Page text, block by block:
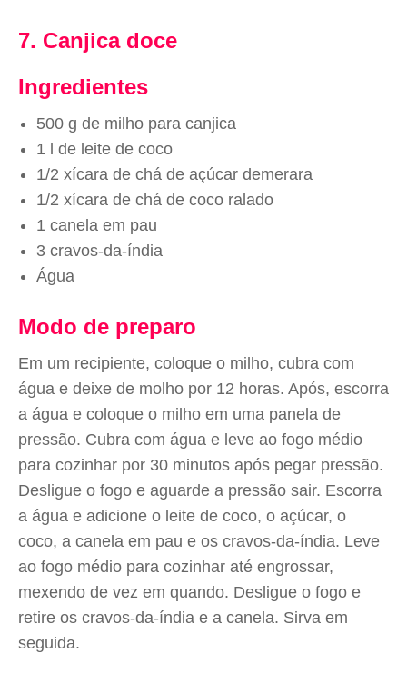
7. Canjica doce
Ingredientes
500 g de milho para canjica
1 l de leite de coco
1/2 xícara de chá de açúcar demerara
1/2 xícara de chá de coco ralado
1 canela em pau
3 cravos-da-índia
Água
Modo de preparo
Em um recipiente, coloque o milho, cubra com
água e deixe de molho por 12 horas. Após, escorra
a água e coloque o milho em uma panela de
pressão. Cubra com água e leve ao fogo médio
para cozinhar por 30 minutos após pegar pressão.
Desligue o fogo e aguarde a pressão sair. Escorra
a água e adicione o leite de coco, o açúcar, o
coco, a canela em pau e os cravos-da-índia. Leve
ao fogo médio para cozinhar até engrossar,
mexendo de vez em quando. Desligue o fogo e
retire os cravos-da-índia e a canela. Sirva em
seguida.